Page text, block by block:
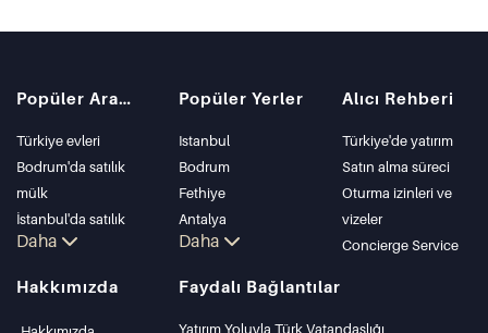
Popüler Aramalar
Türkiye evleri
Bodrum'da satılık
mülk
İstanbul'da satılık
daire
Bodrum Villası
Antalya'da satılık
Daha
Popüler Yerler
Istanbul
Bodrum
Fethiye
Antalya
Kalkan
Kas
Bursa
Daha
Alıcı Rehberi
Türkiye'de yatırım
Satın alma süreci
Oturma izinleri ve
vizeler
Concierge Service
Hakkımızda Faydalı Bağlantılar
Yatırım Yoluyla Türk Vatandaşlığı